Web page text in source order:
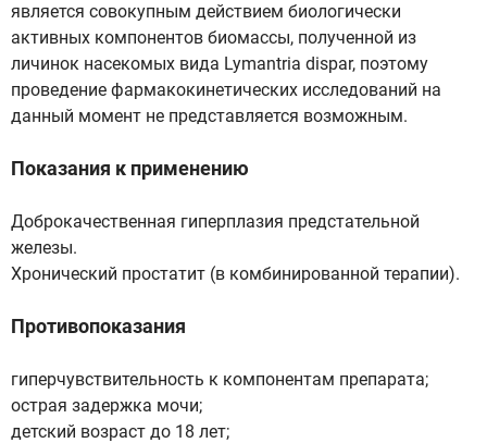
является совокупным действием биологически
активных компонентов биомассы, полученной из
личинок насекомых вида Lymantria dispar, поэтому
проведение фармакокинетических исследований на
данный момент не представляется возможным.
Показания к применению
Доброкачественная гиперплазия предстательной
железы.
Хронический простатит (в комбинированной терапии).
Противопоказания
гиперчувствительность к компонентам препарата;
острая задержка мочи;
детский возраст до 18 лет;